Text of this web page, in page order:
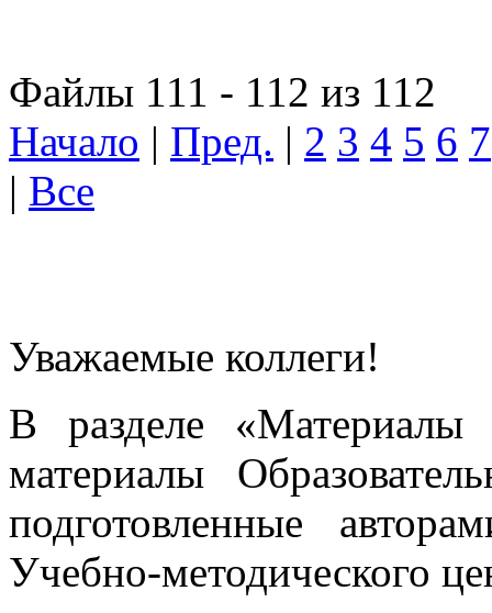
Файлы 111 - 112 из 112
Начало | Пред. | 2 3 4 5 6 7
| Все
Уважаемые коллеги!
В разделе «Материалы
материалы
подготовленные
Учебно-методического